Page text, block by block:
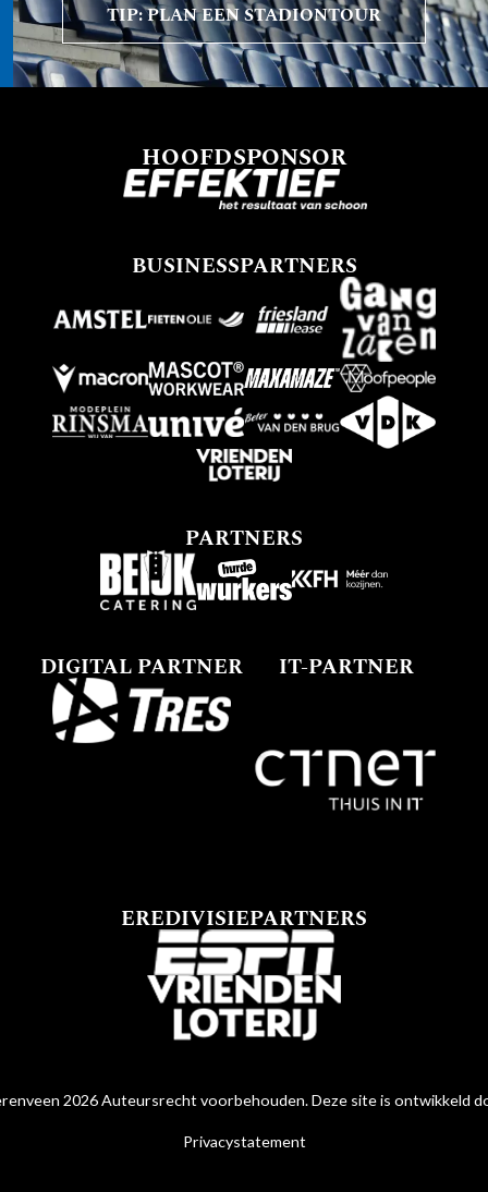
TIP: PLAN EEN STADIONTOUR
HOOFDSPONSOR
BUSINESSPARTNERS
PARTNERS
DIGITAL PARTNER IT-PARTNER
EREDIVISIEPARTNERS
2026 Auteursrecht voorbehouden. Deze site is ontwikkeld
Privacystatement